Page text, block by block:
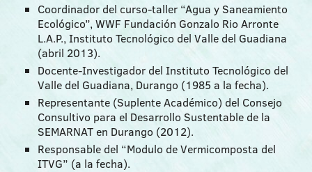
Coordinador del curso-taller “Agua y Saneamiento
Ecológico”, WWF Fundación Gonzalo Rio Arronte
L.A.P., Instituto Tecnológico del Valle del Guadiana
(abril 2013).
Docente-Investigador del Instituto Tecnológico del
Valle del Guadiana, Durango (1985 a la fecha).
Representante (Suplente Académico) del Consejo
Consultivo para el Desarrollo Sustentable de la
SEMARNAT en Durango (2012).
Responsable del “Modulo de Vermicomposta del
ITVG” (a la fecha).